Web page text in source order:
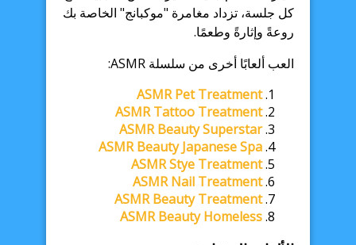
كل جلسة، تزداد مغامرة "موكبانج" الخاصة بك
روعةً وإثارةً وطعمًا.
العب ألعابًا أخرى من سلسلة ASMR:
ASMR Pet Treatment
ASMR Tattoo Treatment
ASMR Beauty Superstar
ASMR Beauty Japanese Spa
ASMR Stye Treatment
ASMR Nail Treatment
ASMR Beauty Treatment
ASMR Beauty Homeless